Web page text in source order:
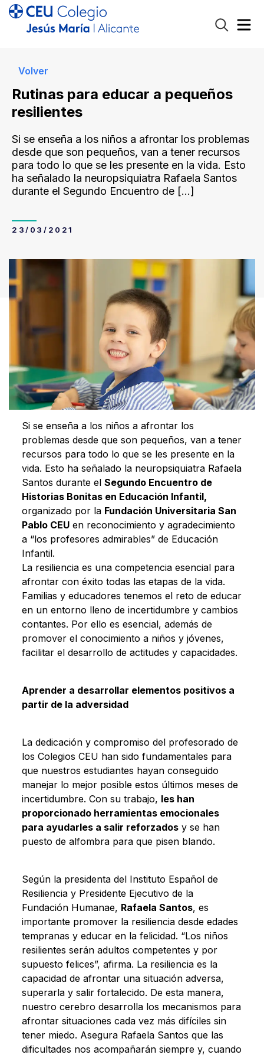
Volver
Rutinas para educar a pequeños
resilientes
Si se enseña a los niños a afrontar los problemas
desde que son pequeños, van a tener recursos
para todo lo que se les presente en la vida. Esto
ha señalado la neuropsiquiatra Rafaela Santos
durante el Segundo Encuentro de […]
23/03/2021
Si se enseña a los niños a afrontar los
problemas desde que son pequeños, van a tener
recursos para todo lo que se les presente en la
vida. Esto ha señalado la neuropsiquiatra Rafaela
Santos durante el Segundo Encuentro de
Historias Bonitas en Educación Infantil,
organizado por la Fundación Universitaria San
Pablo CEUen reconocimiento y agradecimiento
a “los profesores admirables” de Educación
Infantil.
La resiliencia es una competencia esencial para
afrontar con éxito todas las etapas de la vida.
Familias y educadores tenemos el reto de educar
en un entorno lleno de incertidumbre y cambios
contantes. Por ello es esencial, además de
promover el conocimiento a niños y jóvenes,
facilitar el desarrollo de actitudes y capacidades.
Aprender a desarrollar elementos positivos a
partir de la adversidad
La dedicación y compromiso del profesorado de
los Colegios CEU han sido fundamentales para
que nuestros estudiantes hayan conseguido
manejar lo mejor posible estos últimos meses de
incertidumbre. Con su trabajo, les han
proporcionado herramientas emocionales
para ayudarles a salir reforzadosy se han
puesto de alfombra para que pisen blando.
Según la presidenta del Instituto Español de
Resiliencia y Presidente Ejecutivo de la
Fundación Humanae, Rafaela Santos, es
importante promover la resiliencia desde edades
tempranas y educar en la felicidad. “Los niños
resilientes serán adultos competentes y por
supuesto felices”, afirma. La resiliencia es la
capacidad de afrontar una situación adversa,
superarla y salir fortalecido. De esta manera,
nuestro cerebro desarrolla los mecanismos para
afrontar situaciones cada vez más difíciles sin
tener miedo. Asegura Rafaela Santos que las
dificultades nos acompañarán siempre y, cuando